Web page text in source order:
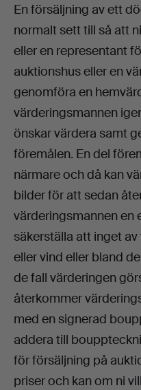
En försäljning av ett
normalt sett till så att
eller en representant
auktionshus eller en
genomföra en
värderingsmannen
önskar värdera samt
föremålen. En del
närmare och då kan
bilder för att sedan
värderingsmannen en
säkerställa att inget
eller vind eller bland
de fall värderingen
återkommer
med en signerad
addera till
för försäljning på
priser och kan om ni